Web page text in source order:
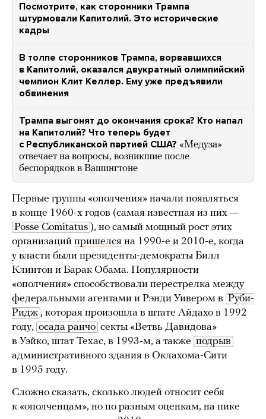
Посмотрите, как сторонники Трампа
штурмовали Капитолий. Это исторические
кадры
В толпе сторонников Трампа, ворвавшихся
в Капитолий, оказался двукратный олимпийский
чемпион Клит Келлер. Ему уже предъявили
обвинения
Трампа выгонят до окончания срока? Кто напал
на Капитолий? Что теперь будет
с Республиканской партией США? «Медуза»
отвечает на вопросы, возникшие после
беспорядков в Вашингтоне
Первые группы «ополчения» начали появляться
в конце 1960-х годов (самая известная из них —
Posse Comitatus ), но самый мощный рост этих
организаций пришелся на 1990-е и 2010-е, когда
у власти были президенты-демократы Билл
Клинтон и Барак Обама. Популярности
«ополчения» способствовали перестрелка между
федеральными агентами и Рэнди Уивером в Руби-
Ридж , которая произошла в штате Айдахо в 1992
году, осада ранчо секты «Ветвь Давидова»
в Уэйко, штат Техас, в 1993-м, а также подрыв
административного здания в Оклахома-Сити
в 1995 году.
Сложно сказать, сколько людей относит себя
к «ополченцам», но по разным оценкам, на пике